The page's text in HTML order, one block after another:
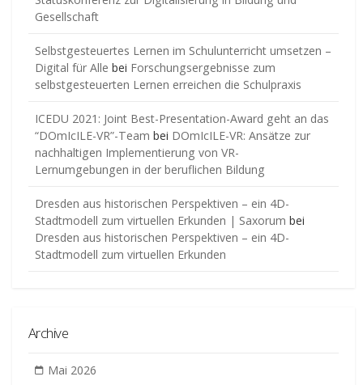
Gesellschaft
Selbstgesteuertes Lernen im Schulunterricht umsetzen –
Digital für Alle bei Forschungsergebnisse zum
selbstgesteuerten Lernen erreichen die Schulpraxis
ICEDU 2021: Joint Best-Presentation-Award geht an das
“DOmIcILE-VR”-Team bei DOmIcILE-VR: Ansätze zur
nachhaltigen Implementierung von VR-
Lernumgebungen in der beruflichen Bildung
Dresden aus historischen Perspektiven – ein 4D-
Stadtmodell zum virtuellen Erkunden | Saxorum bei
Dresden aus historischen Perspektiven – ein 4D-
Stadtmodell zum virtuellen Erkunden
Archive
Mai 2026